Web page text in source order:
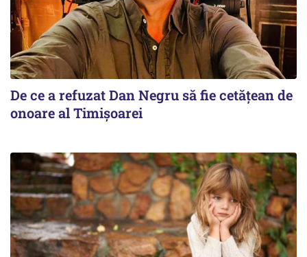
De ce a refuzat Dan Negru să fie cetățean de
onoare al Timișoarei